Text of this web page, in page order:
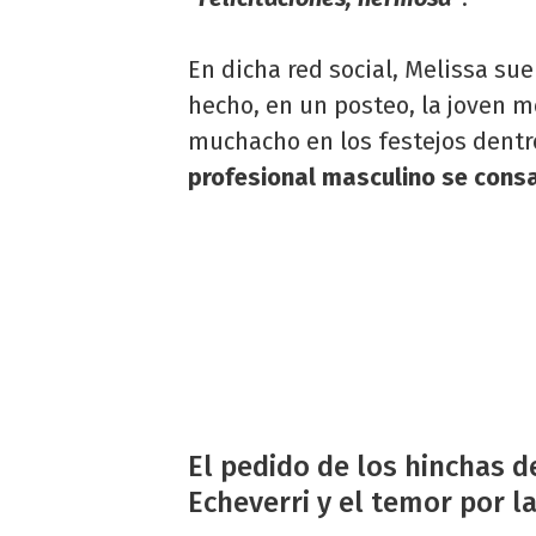
En dicha red social, Melissa
hecho, en un posteo, la joven
muchacho en los festejos
profesional masculino se
El pedido de los hinchas
Echeverri y el temor por